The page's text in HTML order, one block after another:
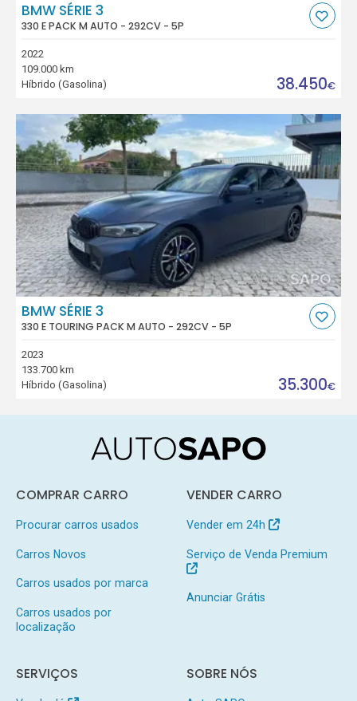
BMW SÉRIE 3
330 E PACK M AUTO - 292CV - 5P
2022
109.000 km
Híbrido (Gasolina)
38.450€
BMW SÉRIE 3
330 E TOURING PACK M AUTO - 292CV - 5P
2023
133.700 km
Híbrido (Gasolina)
35.300€
COMPRAR CARRO
Procurar carros usados
Carros Novos
Carros usados por marca
Carros usados por
localização
VENDER CARRO
Vender em 24h
Serviço de Venda Premium
Anunciar Grátis
SERVIÇOS SOBRE NÓS